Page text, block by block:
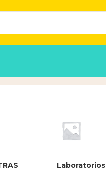
Laboratorios